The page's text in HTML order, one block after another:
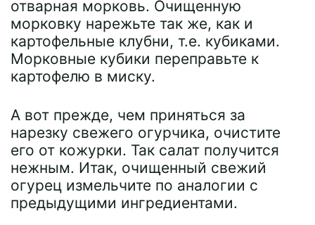
отварная морковь. Очищенную
морковку нарежьте так же, как и
картофельные клубни, т.е. кубиками.
Морковные кубики переправьте к
картофелю в миску.
А вот прежде, чем приняться за
нарезку свежего огурчика, очистите
его от кожурки. Так салат получится
нежным. Итак, очищенный свежий
огурец измельчите по аналогии с
предыдущими ингредиентами.